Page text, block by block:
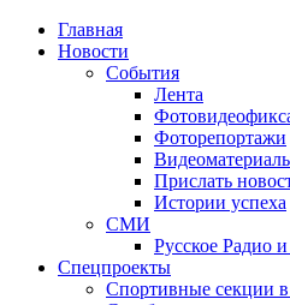
Главная
Новости
События
Лента
Фоторепортажи
Прислать
Истории успеха
СМИ
Русское Радио
Спецпроекты
Спортивные секции